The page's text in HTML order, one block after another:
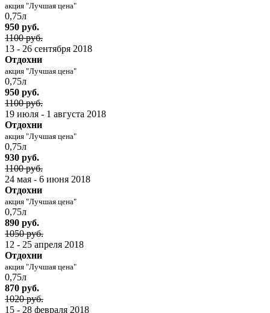
акция "Лучшая цена"
0,75л
950 руб.
1100 руб.
13 - 26 сентября 2018
Отдохни
акция "Лучшая цена"
0,75л
950 руб.
1100 руб.
19 июля - 1 августа 2018
Отдохни
акция "Лучшая цена"
0,75л
930 руб.
1100 руб.
24 мая - 6 июня 2018
Отдохни
акция "Лучшая цена"
0,75л
890 руб.
1050 руб.
12 - 25 апреля 2018
Отдохни
акция "Лучшая цена"
0,75л
870 руб.
1020 руб.
15 - 28 февраля 2018